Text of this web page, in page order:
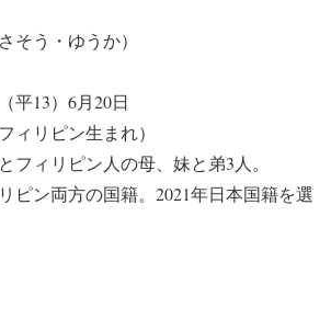
そう・ゆうか）
平13）6月20日
ィリピン生まれ）
フィリピン人の母、妹と弟3人。
ピン両方の国籍。2021年日本国籍を選